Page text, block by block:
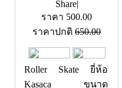
Share|
ราคา 500.00
ราคาปกติ650.00
Roller Skate ยี่ห้อ
Kasaca ขนาด